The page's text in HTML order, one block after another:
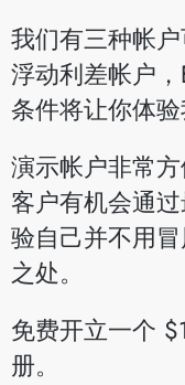
我们有三种帐
浮动利差帐户
条件将让你体验
演示帐户非常
客户有机会通
验自己并不用
之处。
免费开立一个
册。